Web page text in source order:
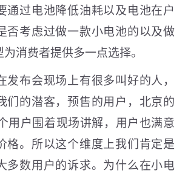
通过电池降低油耗以及电池在户
否考虑过做一款小电池的以及做
消费者提供多一点选择。
发布会现场上有很多叫好的人，
们的潜客，预售的用户，北京的
用户围着现场讲解，用户也满意
格。所以这个维度上我们肯定是
多数用户的诉求。为什么在小电